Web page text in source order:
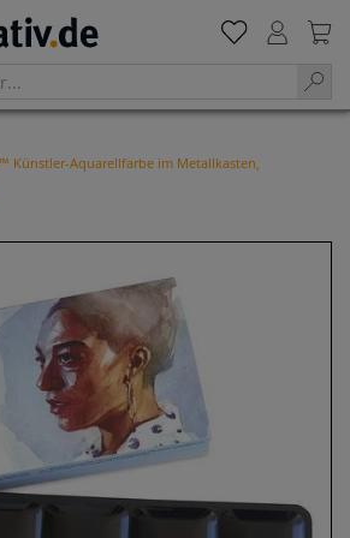
Künstler-Aquarellfarbe im Metallkasten,